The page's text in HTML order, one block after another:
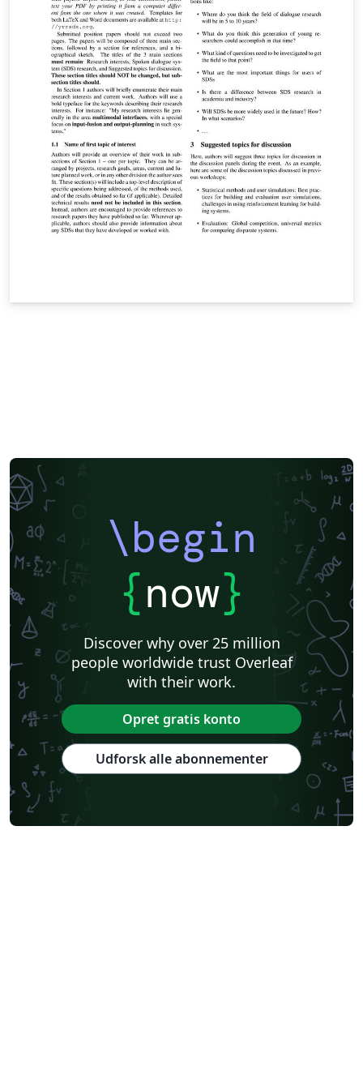
\begin
{now}
Discover why over 25 million
people worldwide trust Overleaf
with their work.
Opret gratis konto
Udforsk alle abonnementer